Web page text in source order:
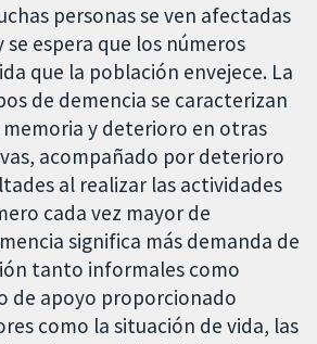
personas se ven afectadas
se espera que los números
que la población envejece. La
de demencia se caracterizan
y deterioro en otras
acompañado por deterioro
al realizar las actividades
cada vez mayor de
significa más demanda de
tanto informales como
de apoyo proporcionado
como la situación de vida, las